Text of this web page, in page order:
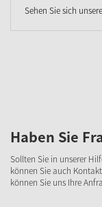
Sehen Sie sich
Haben Sie
Sollten Sie in unserer
können Sie auch
können Sie uns Ihre